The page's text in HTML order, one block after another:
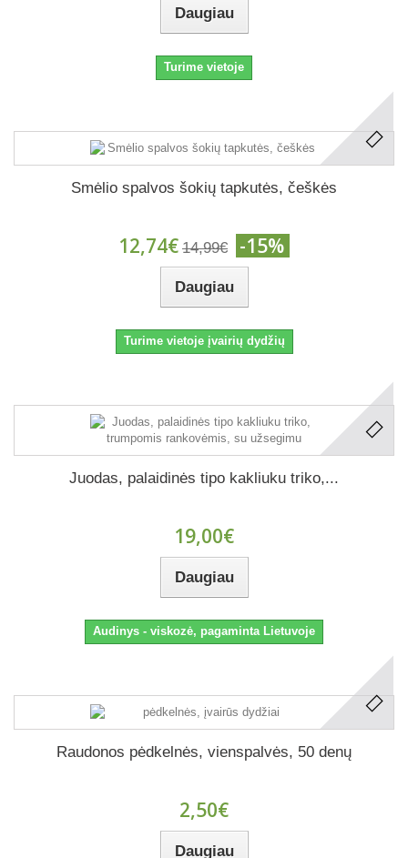
Daugiau
Turime vietoje
Smėlio spalvos šokių tapkutės, češkės
12,74€ 14,99€ -15%
Daugiau
Turime vietoje įvairių dydžių
Juodas, palaidinės tipo kakliuku triko,...
19,00€
Daugiau
Audinys - viskozė, pagaminta Lietuvoje
Raudonos pėdkelnės, vienspalvės, 50 denų
2,50€
Daugiau